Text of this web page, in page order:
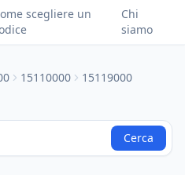
scegliere un
Chi
siamo
15110000
15119000
Cerca